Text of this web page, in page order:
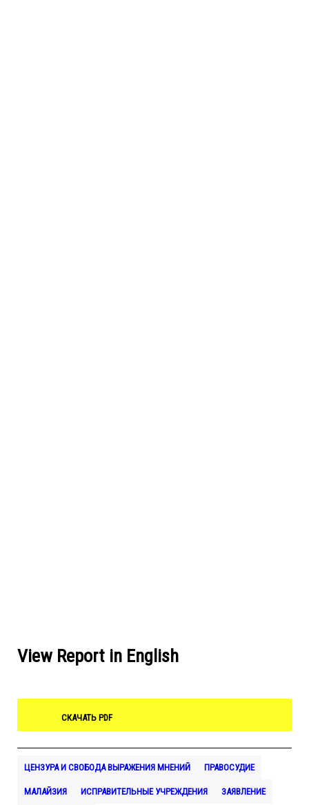
View Report in English
СКАЧАТЬ PDF
ЦЕНЗУРА И СВОБОДА ВЫРАЖЕНИЯ МНЕНИЙ ПРАВОСУДИЕ
МАЛАЙЗИЯ ИСПРАВИТЕЛЬНЫЕ УЧРЕЖДЕНИЯ ЗАЯВЛЕНИЕ